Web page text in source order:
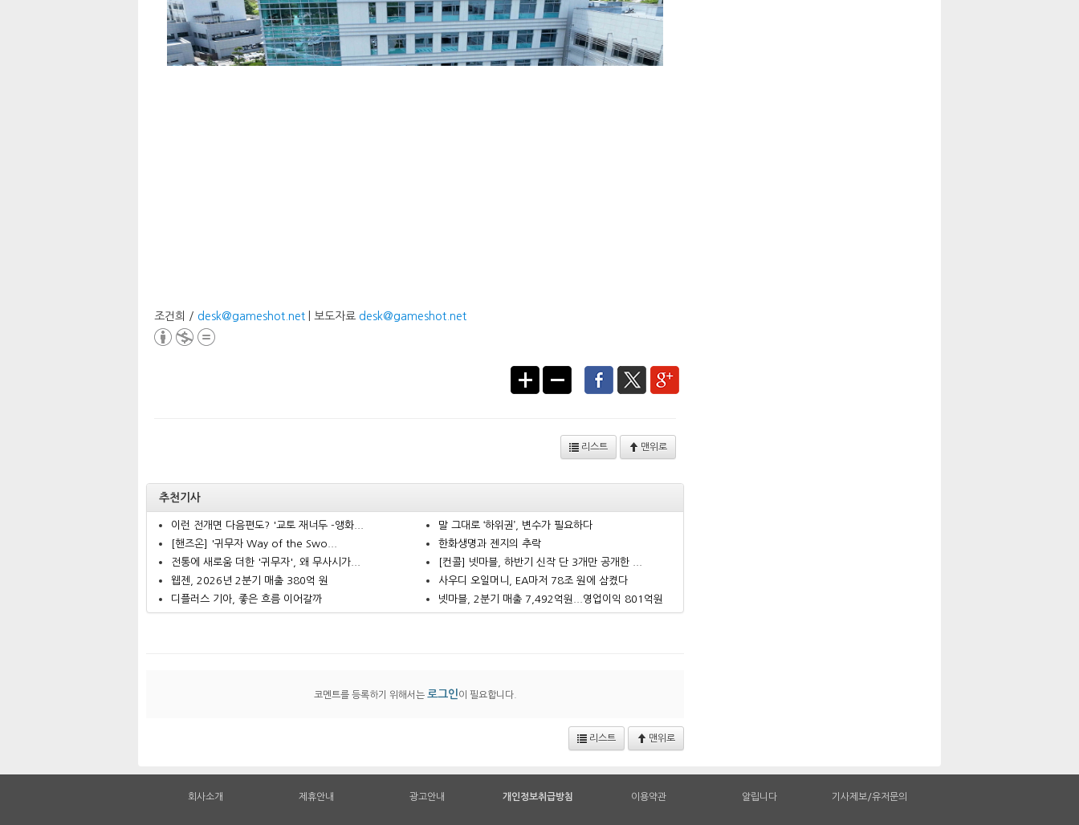
조건희 / desk@gameshot.net | 보도자료 desk@gameshot.net
리스트 맨위로
추천기사
이런 전개면 다음편도? '교토 재너두 -앵화...
[핸즈온] '귀무자 Way of the Swo...
전통에 새로움 더한 '귀무자', 왜 무사시가...
웹젠, 2026년 2분기 매출 380억 원
디플러스 기아, 좋은 흐름 이어갈까
말 그대로 ‘하위권’, 변수가 필요하다
한화생명과 젠지의 추락
[컨콜] 넷마블, 하반기 신작 단 3개만 공개한 ...
사우디 오일머니, EA마저 78조 원에 삼켰다
넷마블, 2분기 매출 7,492억원...영업이익 801억원
코멘트를 등록하기 위해서는 로그인이 필요합니다.
리스트 맨위로
회사소개 제휴안내 광고안내 개인정보취급방침 이용약관 알립니다 기사제보/유저문의